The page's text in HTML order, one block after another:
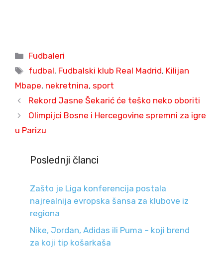
Categories
Fudbaleri
Tags
fudbal, Fudbalski klub Real Madrid, Kilijan
Mbape, nekretnina, sport
Rekord Jasne Šekarić će teško neko oboriti
Olimpijci Bosne i Hercegovine spremni za igre
u Parizu
Poslednji članci
Zašto je Liga konferencija postala
najrealnija evropska šansa za klubove iz
regiona
Nike, Jordan, Adidas ili Puma – koji brend
za koji tip košarkaša